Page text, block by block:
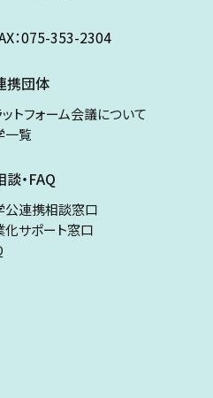
：075-353-2304
携団体
トフォーム会議について
一覧
談・FAQ
公連携相談窓口
化サポート窓口